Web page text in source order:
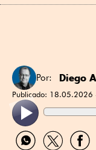
Por: Diego
Publicado: 18.05.2026
Compartir
por
Compartir
por
por